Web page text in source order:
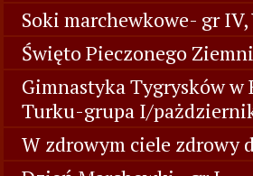
Soki marchewkowe- gr IV,
Święto Pieczonego
Gimnastyka Tygrysków w
Turku-grupa I/
W zdrowym ciele zdrowy